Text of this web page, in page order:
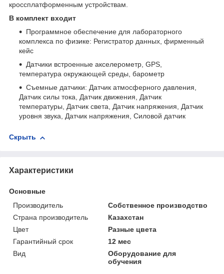
кроссплатформенным устройствам.
В комплект входит
Программное обеспечение для лабораторного
комплекса по физике: Регистратор данных, фирменный
кейс
Датчики встроенные акселерометр, GPS,
температура окружающей среды, барометр
Съемные датчики: Датчик атмосферного давления,
Датчик силы тока, Датчик движения, Датчик
температуры, Датчик света, Датчик напряжения, Датчик
уровня звука, Датчик напряжения, Силовой датчик
Скрыть
Характеристики
Основные
Производитель
Собственное производство
Страна производитель
Казахстан
Цвет
Разные цвета
Гарантийный срок
12 мес
Вид
Оборудование для
обучения